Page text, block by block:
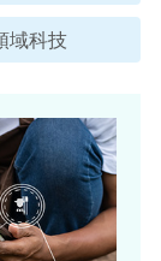
域科技